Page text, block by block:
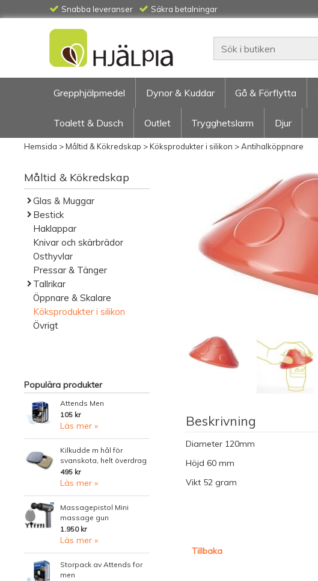
Snabba leveranser Säkra betalningar
Grepphjälpmedel Dynor & Kuddar Gå & Förflytta
Toalett & Dusch Outlet Trygghetslarm Djur
Hemsida >Måltid & Kökredskap >Köksprodukter i silikon >Antihalköppnare
Måltid & Kökredskap
Glas & Muggar
Bestick
Haklappar
Knivar och skärbrädor
Osthyvlar
Pressar & Tänger
Tallrikar
Öppnare & Skalare
Köksprodukter i silikon
Övrigt
Populära produkter
Attends Men
105 kr
Läs mer »
Kilkudde m hål för
svanskota, helt överdrag
495 kr
Läs mer »
Massagepistol Mini
massage gun
1.950 kr
Läs mer »
Storpack av Attends for
men
Beskrivning
Diameter 120mm
Höjd 60 mm
Vikt 52 gram
Tillbaka